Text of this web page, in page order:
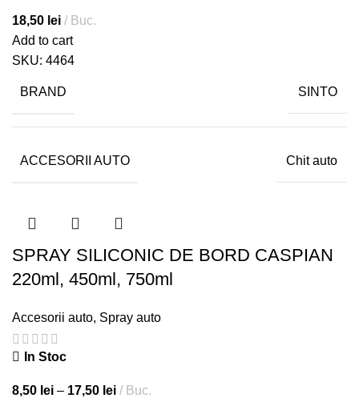
18,50 lei
Buc.
Add to cart
SKU: 4464
BRAND SINTO
ACCESORII AUTO Chit auto
SPRAY SILICONIC DE BORD CASPIAN
220ml, 450ml, 750ml
Accesorii auto, Spray auto
In Stoc
8,50 lei – 17,50 lei
Buc.